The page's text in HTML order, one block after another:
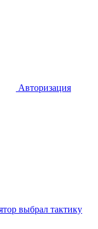
Авторизация
выбрал тактику